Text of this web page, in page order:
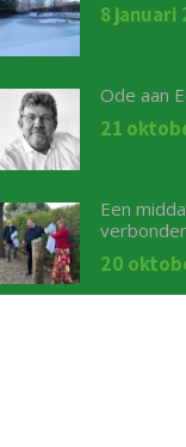
8 januari
Ode aan
21
Een
20